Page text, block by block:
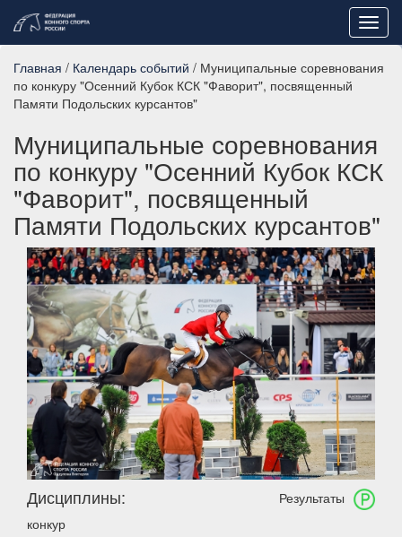
Главная / Календарь событий / Муниципальные соревнования
по конкуру "Осенний Кубок КСК "Фаворит", посвященный
Памяти Подольских курсантов"
Муниципальные соревнования
по конкуру "Осенний Кубок КСК
"Фаворит", посвященный
Памяти Подольских курсантов"
Результаты
Дисциплины:
конкур